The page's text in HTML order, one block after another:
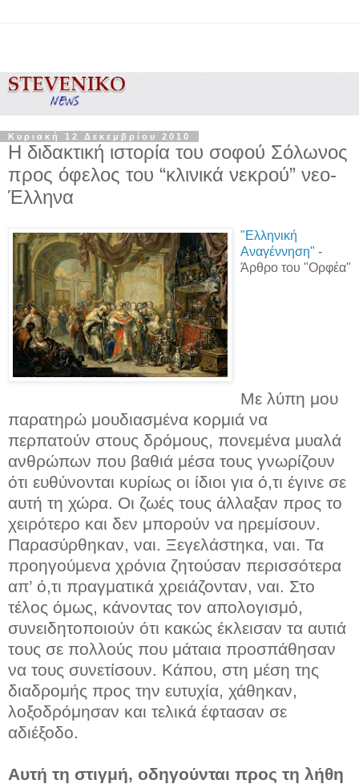
Κυριακή 12 Δεκεμβρίου 2010
Η διδακτική ιστορία του σοφού Σόλωνος
προς όφελος του “κλινικά νεκρού” νεο-
Έλληνα
"Ελληνική
Αναγέννηση" -
Άρθρο του "Ορφέα"
Με λύπη μου
παρατηρώ μουδιασμένα κορμιά να
περπατούν στους δρόμους, πονεμένα μυαλά
ανθρώπων που βαθιά μέσα τους γνωρίζουν
ότι ευθύνονται κυρίως οι ίδιοι για ό,τι έγινε σε
αυτή τη χώρα. Οι ζωές τους άλλαξαν προς το
χειρότερο και δεν μπορούν να ηρεμίσουν.
Παρασύρθηκαν, ναι. Ξεγελάστηκα, ναι. Τα
προηγούμενα χρόνια ζητούσαν περισσότερα
απ’ ό,τι πραγματικά χρειάζονταν, ναι. Στο
τέλος όμως, κάνοντας τον απολογισμό,
συνειδητοποιούν ότι κακώς έκλεισαν τα αυτιά
τους σε πολλούς που μάταια προσπάθησαν
να τους συνετίσουν. Κάπου, στη μέση της
διαδρομής προς την ευτυχία, χάθηκαν,
λοξοδρόμησαν και τελικά έφτασαν σε
αδιέξοδο.
Αυτή τη στιγμή, οδηγούνται προς τη λήθη